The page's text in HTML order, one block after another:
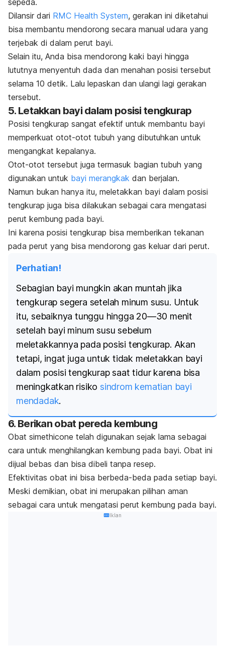
sepeda.
Dilansir dari RMC Health System, gerakan ini diketahui
bisa membantu mendorong secara manual udara yang
terjebak di dalam perut bayi.
Selain itu, Anda bisa mendorong kaki bayi hingga
lututnya menyentuh dada dan menahan posisi tersebut
selama 10 detik. Lalu lepaskan dan ulangi lagi gerakan
tersebut.
5. Letakkan bayi dalam posisi tengkurap
Posisi tengkurap sangat efektif untuk membantu bayi
memperkuat otot-otot tubuh yang dibutuhkan untuk
mengangkat kepalanya.
Otot-otot tersebut juga termasuk bagian tubuh yang
digunakan untuk bayi merangkak dan berjalan.
Namun bukan hanya itu, meletakkan bayi dalam posisi
tengkurap juga bisa dilakukan sebagai cara mengatasi
perut kembung pada bayi.
Ini karena posisi tengkurap bisa memberikan tekanan
pada perut yang bisa mendorong gas keluar dari perut.
Perhatian!
Sebagian bayi mungkin akan muntah jika
tengkurap segera setelah minum susu. Untuk
itu, sebaiknya tunggu hingga 20—30 menit
setelah bayi minum susu sebelum
meletakkannya pada posisi tengkurap. Akan
tetapi, ingat juga untuk tidak meletakkan bayi
dalam posisi tengkurap saat tidur karena bisa
meningkatkan risikosindrom kematian bayi
mendadak.
6. Berikan obat pereda kembung
Obat simethicone telah digunakan sejak lama sebagai
cara untuk menghilangkan kembung pada bayi. Obat ini
dijual bebas dan bisa dibeli tanpa resep.
Efektivitas obat ini bisa berbeda-beda pada setiap bayi.
Meski demikian, obat ini merupakan pilihan aman
sebagai cara untuk mengatasi perut kembung pada bayi.
Iklan